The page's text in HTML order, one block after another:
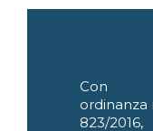
Con
ordinanza
823/2016,